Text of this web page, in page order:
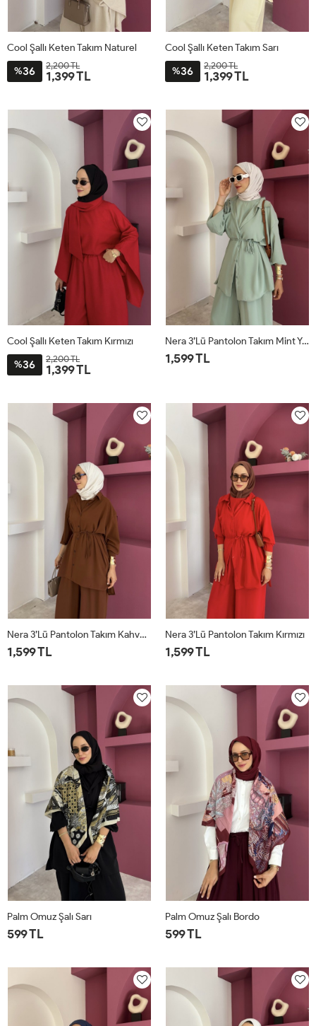
Cool Şallı Keten Takım Naturel
%36 2,200 TL
1,399 TL
Cool Şallı Keten Takım Sarı
%36 2,200 TL
1,399 TL
Cool Şallı Keten Takım Kırmızı
%36 2,200 TL
1,399 TL
Nera 3’lü Pantolon Takım Mint Yeşili
1,599 TL
Nera 3’lü Pantolon Takım Kahverengi
1,599 TL
Nera 3’lü Pantolon Takım Kırmızı
1,599 TL
Palm Omuz Şalı Sarı
599 TL
Palm Omuz Şalı Bordo
599 TL